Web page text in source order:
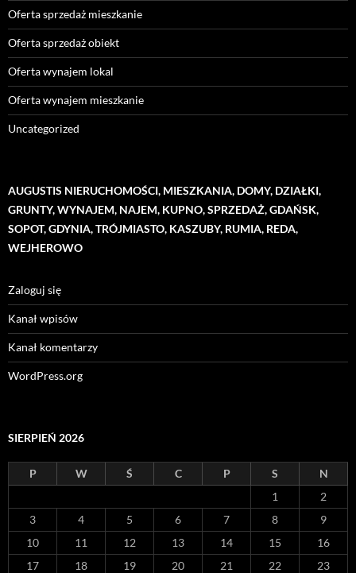
Oferta sprzedaż mieszkanie
Oferta sprzedaż obiekt
Oferta wynajem lokal
Oferta wynajem mieszkanie
Uncategorized
AUGUSTIS NIERUCHOMOŚCI, MIESZKANIA, DOMY, DZIAŁKI,
GRUNTY, WYNAJEM, NAJEM, KUPNO, SPRZEDAŻ, GDAŃSK,
SOPOT, GDYNIA, TRÓJMIASTO, KASZUBY, RUMIA, REDA,
WEJHEROWO
Zaloguj się
Kanał wpisów
Kanał komentarzy
WordPress.org
SIERPIEŃ 2026
P W Ś C P S
N
1
2
3
4 5 6 7 8
9
10
11 12 13 14 15
16
17
18 19 20 21 22
23